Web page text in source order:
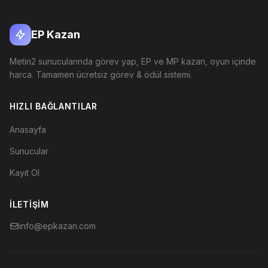
EP Kazan
Metin2 sunucularında görev yap, EP ve MP kazan, oyun içinde
harca. Tamamen ücretsiz görev & ödül sistemi.
HIZLI BAĞLANTILAR
Anasayfa
Sunucular
Kayıt Ol
İLETIŞIM
info@epkazan.com